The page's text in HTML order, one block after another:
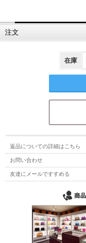
注文
在庫
返品についての詳細はこちら
お問い合わせ
友達にメールですすめる